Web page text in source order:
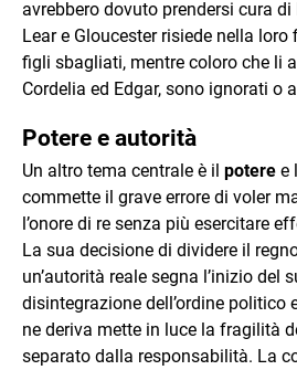
avrebbero dovuto prendersi cura
Lear e Gloucester risiede nella
figli sbagliati, mentre coloro che li
Cordelia ed Edgar, sono ignorati o
Potere e autorità
Un altro tema centrale è il potere e
commette il grave errore di voler
l’onore di re senza più esercitare
La sua decisione di dividere il
un’autorità reale segna l’inizio del
disintegrazione dell’ordine politico
ne deriva mette in luce la fragilità
separato dalla responsabilità. La